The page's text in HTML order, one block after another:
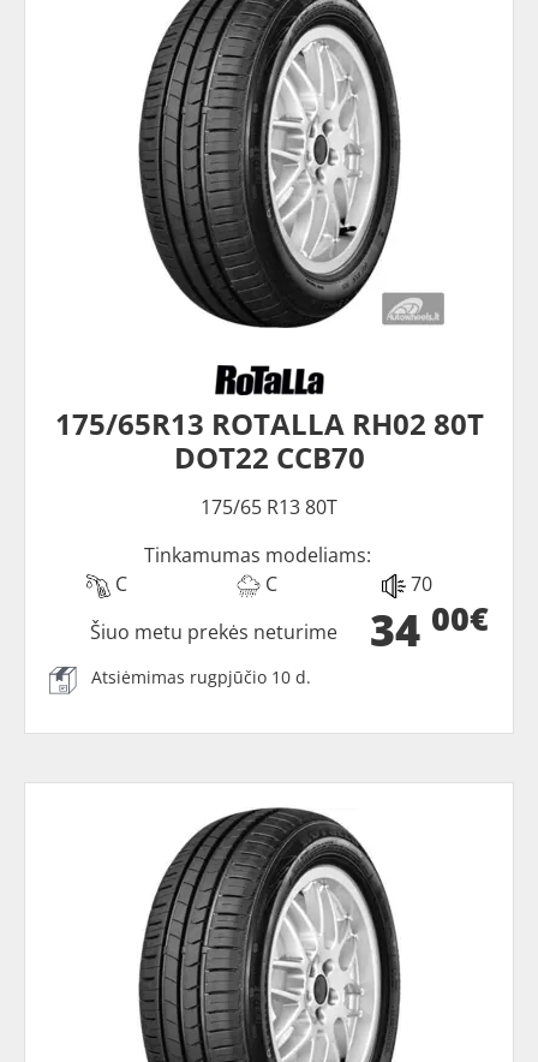
175/65R13 ROTALLA RH02 80T
DOT22 CCB70
175/65 R13 80T
Tinkamumas modeliams:
C
C 70
34 00€
Šiuo metu prekės neturime
Atsiėmimas rugpjūčio 10 d.